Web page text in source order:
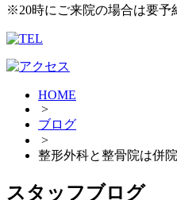
※20時にご来院の場合は要予
HOME
>
ブログ
>
整形外科と整骨院は併
スタッフブログ